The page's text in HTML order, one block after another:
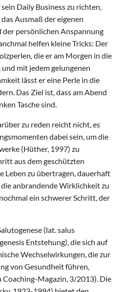
Daily Business zu richten,
Ausmaß der eigenen
der persönlichen Anspannung
helfen kleine Tricks: Der
die er am Morgen in die
mit jedem gelungenen
lässt er eine Perle in die
Das Ziel ist, dass am Abend
Tasche sind.
zu reden reicht nicht, es
dabei sein, um die
(Hüther, 1997) zu
aus dem geschützten
Leben zu übertragen, dauerhaft
anbrandende Wirklichkeit zu
ein schwerer Schritt, der
(lat. salus
Entstehung), die sich auf
Wechselwirkungen, die zur
von Gesundheit führen,
Magazin, 3/2013). Die